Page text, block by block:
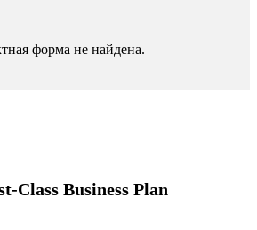
форма не найдена.
Class Business Plan